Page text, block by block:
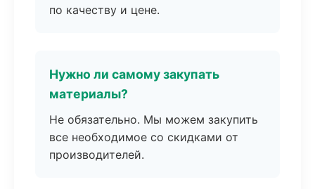
по качеству и цене.
Нужно ли самому закупать
материалы?
Не обязательно. Мы можем закупить
все необходимое со скидками от
производителей.